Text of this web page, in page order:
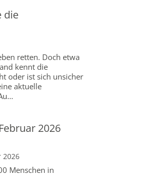
die
retten. Doch etwa
kennt die
oder ist sich unsicher
aktuelle
2026
2026
Menschen in